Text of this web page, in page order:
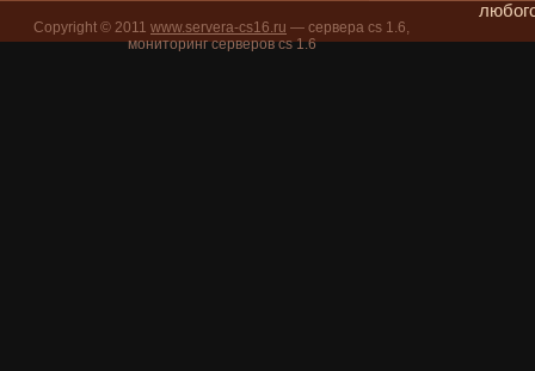
Copyright © 2011 www.servera-cs16.ru — сервера cs 1.6,
мониторинг серверов cs 1.6